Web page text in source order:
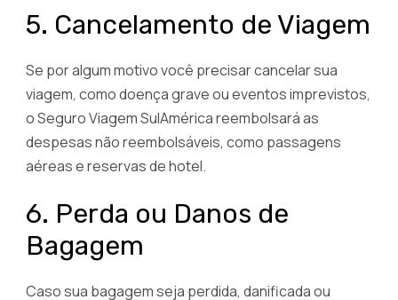
5. Cancelamento de Viagem
Se por algum motivo você precisar cancelar sua
viagem, como doença grave ou eventos imprevistos,
o Seguro Viagem SulAmérica reembolsará as
despesas não reembolsáveis, como passagens
aéreas e reservas de hotel.
6. Perda ou Danos de
Bagagem
Caso sua bagagem seja perdida, danificada ou